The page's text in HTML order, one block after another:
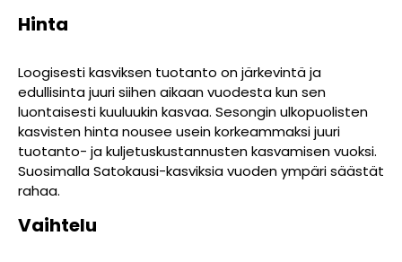
Hinta
Loogisesti kasviksen tuotanto on järkevintä ja
edullisinta juuri siihen aikaan vuodesta kun sen
luontaisesti kuuluukin kasvaa. Sesongin ulkopuolisten
kasvisten hinta nousee usein korkeammaksi juuri
tuotanto- ja kuljetuskustannusten kasvamisen vuoksi.
Suosimalla Satokausi-kasviksia vuoden ympäri säästät
rahaa.
Vaihtelu